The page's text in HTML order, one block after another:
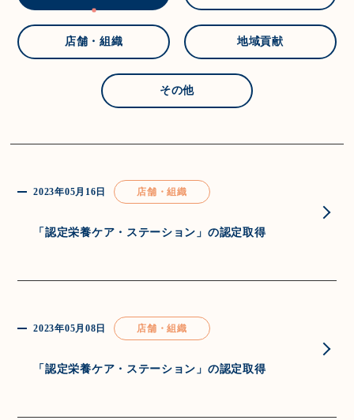
店舗・組織 地域貢献
その他
2023年05月16日 店舗・組織
「認定栄養ケア・ステーション」の認定取得
2023年05月08日 店舗・組織
「認定栄養ケア・ステーション」の認定取得